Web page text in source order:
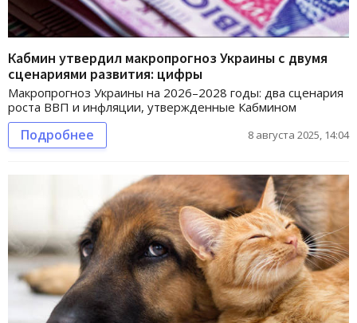
Кабмин утвердил макропрогноз Украины с двумя
сценариями развития: цифры
Макропрогноз Украины на 2026–2028 годы: два сценария
роста ВВП и инфляции, утвержденные Кабмином
Подробнее 8 августа 2025, 14:04